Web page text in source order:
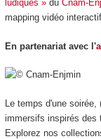
ludiques »du Cnam-
mapping vidéo
En partenariat avec l'
Le temps d'une
immersifs inspirés des
Explorez nos